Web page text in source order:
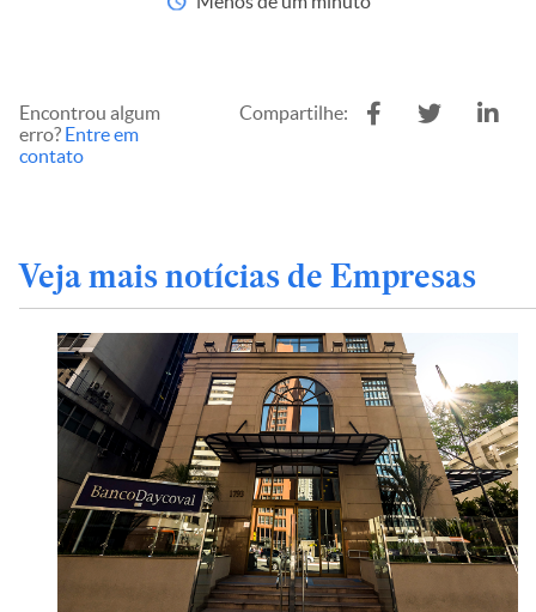
Encontrou algum
erro? Entre em
contato
Compartilhe:
Veja mais notícias de Empresas